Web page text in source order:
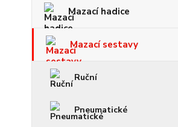
Mazací hadice
Mazací sestavy
Ruční
Pneumatické